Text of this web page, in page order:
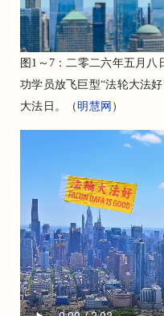
图1～7：二零二六年五月
功学员放飞巨型“法轮大法
大法日。（ 明慧网 ）